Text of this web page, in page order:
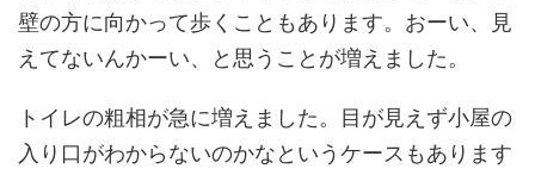
壁の方に向かって歩くこともあります。おーい、見
えてないんかーい、と思うことが増えました。
トイレの粗相が急に増えました。目が見えず小屋の
入り口がわからないのかなというケースもあります